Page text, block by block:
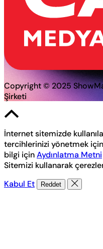
Copyright © 2025
Şirketi
İnternet sitemizde
tercihlerinizi yönetmek için
bilgi içinAydınlatma Metni
Sitemizi kullanarak
Kabul Et
Reddet